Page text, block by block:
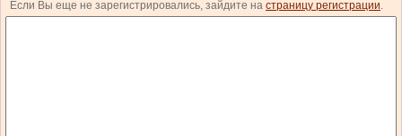
Если Вы еще не зарегистрировались, зайдите на страницу регистрации.